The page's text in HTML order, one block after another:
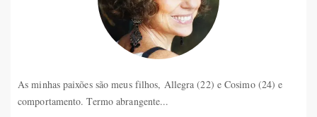
As minhas paixões são meus filhos, Allegra (22) e Cosimo (24) e
comportamento. Termo abrangente...